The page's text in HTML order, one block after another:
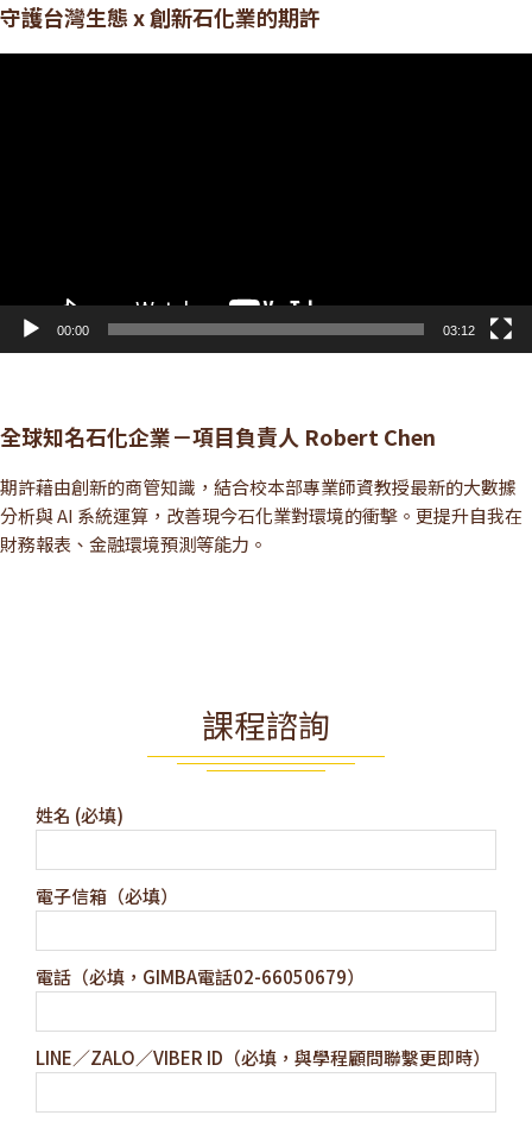
守護台灣生態 x 創新石化業的期許
00:00 03:12
全球知名石化企業－項目負責人 Robert Chen
期許藉由創新的商管知識，結合校本部專業師資教授最新的大數據
分析與 AI 系統運算，改善現今石化業對環境的衝擊。更提升自我在
財務報表、金融環境預測等能力。
課程諮詢
姓名 (必填)
電子信箱（必填）
電話（必填，GIMBA電話02-66050679）
LINE／ZALO／VIBER ID（必填，與學程顧問聯繫更即時）